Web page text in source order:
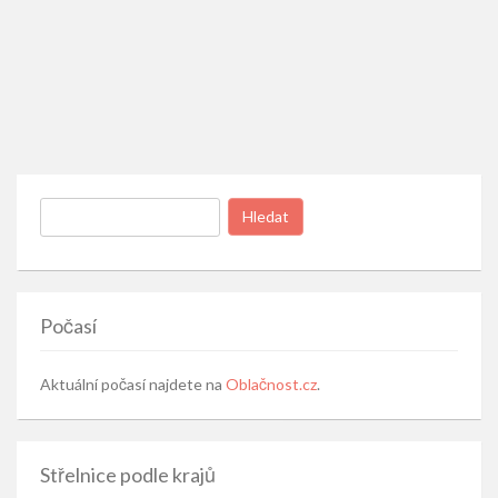
Vyhledávání
Počasí
Aktuální počasí najdete na Oblačnost.cz.
Střelnice podle krajů